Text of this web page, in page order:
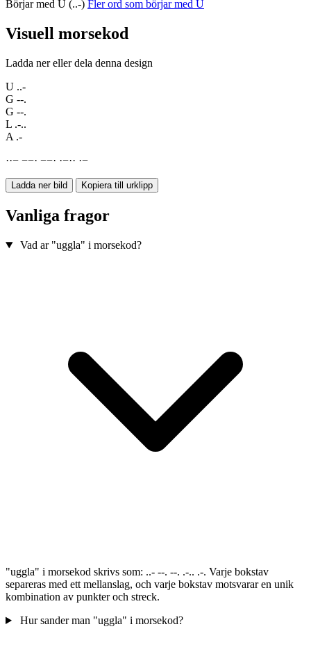
Börjar med U (..-) Fler ord som börjar med U
Visuell morsekod
Ladda ner eller dela denna design
U ..-
G --.
G --.
L .-..
A .-
··− −−· −−· ·−·· ·−
Ladda ner bild Kopiera till urklipp
Vanliga fragor
Vad ar "uggla" i morsekod?
"uggla" i morsekod skrivs som: ..- --. --. .-.. .-. Varje bokstav
separeras med ett mellanslag, och varje bokstav motsvarar en unik
kombination av punkter och streck.
Hur sander man "uggla" i morsekod?